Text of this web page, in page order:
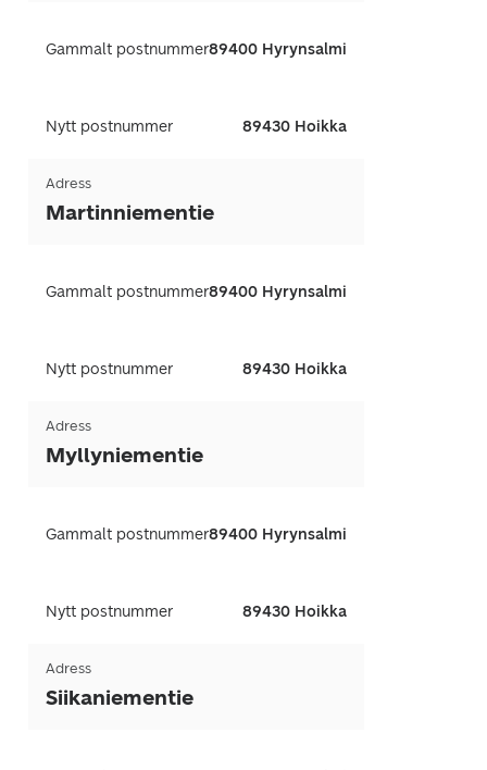
Gammalt postnummer89400 Hyrynsalmi
Nytt postnummer 89430 Hoikka
Adress
Martinniementie
Gammalt postnummer89400 Hyrynsalmi
Nytt postnummer 89430 Hoikka
Adress
Myllyniementie
Gammalt postnummer89400 Hyrynsalmi
Nytt postnummer 89430 Hoikka
Adress
Siikaniementie